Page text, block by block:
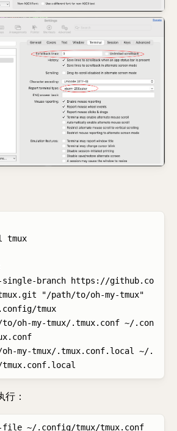
tmux
branch https://github.co
"/path/to/oh-my-tmux"
tmux
oh-my-tmux/.tmux.conf ~/.con
my-tmux/.tmux.conf.local ~/.
：